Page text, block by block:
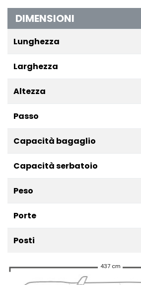
DIMENSIONI
Lunghezza
Larghezza
Altezza
Passo
Capacità bagaglio
Capacità serbatoio
Peso
Porte
Posti
437 cm